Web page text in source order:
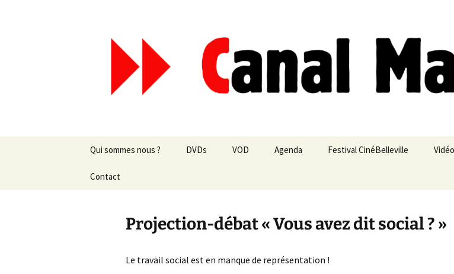
Canal Marches
Qui sommes nous ?
Les revues de presse
Les projets
DVDs VOD Agenda Festival CinéBelleville
Contact
Projection-débat « Vous avez dit social ? »
Le travail social est en manque de représentation !